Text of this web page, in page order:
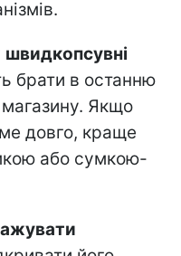
швидкопсувні
брати в останню
Якщо
довго, краще
або сумкою-